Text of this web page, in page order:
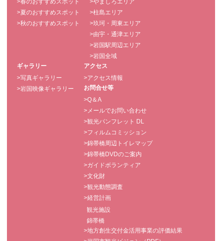
>夏のおすすめスポット
>秋のおすすめスポット
>柱島エリア
>玖珂・周東エリア
>由宇・通津エリア
>岩国駅周辺エリア
>岩国全域
ギャラリー
>写真ギャラリー
>岩国映像ギャラリー
アクセス
>アクセス情報
お問合せ等
>Q＆A
>メールでお問い合わせ
>観光パンフレット DL
>フィルムコミッション
>錦帯橋周辺トイレマップ
>錦帯橋DVDのご案内
>ガイドボランティア
>文化財
>観光動態調査
>経営計画
観光施設
錦帯橋
>地方創生交付金活用事業の評価結果